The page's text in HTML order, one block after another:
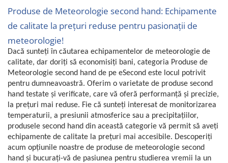
Climatizare & sisteme de incalzire
Electrocasnice pentru Bucatarie
Fiare de calcat si masini de cusut
Ingrijire Locuinta
Purificatoare de aer
Fashion
Bijuterii
Ceasuri barbatesti
Ceasuri dama
Cutii, curele si accesorii ceasuri
Genti si accesorii barbati
Genti si accesorii femei
Produse de Meteorologie second hand: Echipamente
de calitate la prețuri reduse pentru pasionații de
meteorologie!
Dacă sunteți în căutarea echipamentelor de meteorologie de
calitate, dar doriți să economisiți bani, categoria Produse de
Meteorologie second hand de pe eSecond este locul potrivit
pentru dumneavoastră. Oferim o varietate de produse second
hand testate și verificate, care vă oferă performanță și precizie,
la prețuri mai reduse. Fie că sunteți interesat de monitorizarea
temperaturii, a presiunii atmosferice sau a precipitațiilor,
produsele second hand din această categorie vă permit să aveți
echipamente de calitate la prețuri mai accesibile. Descoperiți
acum opțiunile noastre de produse de meteorologie second
hand și bucurați-vă de pasiunea pentru studierea vremii la un